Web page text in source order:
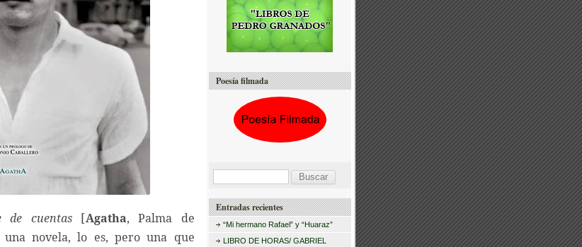
de cuentas[Agatha, Palma de
una novela, lo es, pero una que
Poesía filmada
s
Entradas recientes
“Mi hermano Rafael” y “Huaraz”
LIBRO DE HORAS/ GABRIEL